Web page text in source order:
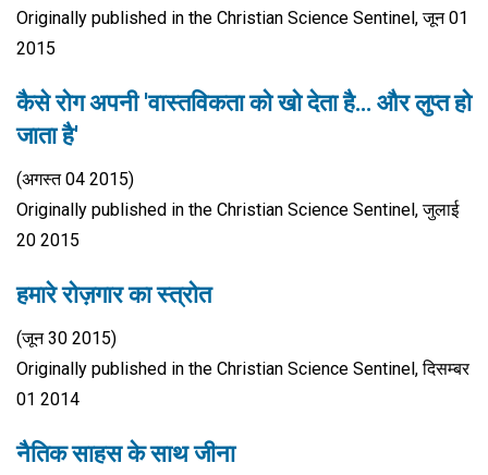
Originally published in the Christian Science Sentinel, जून 01
2015
कैसे रोग अपनी 'वास्तविकता को खो देता है… और लुप्त हो
जाता है'
(अगस्त 04 2015)
Originally published in the Christian Science Sentinel, जुलाई
20 2015
हमारे रोज़गार का स्त्रोत
(जून 30 2015)
Originally published in the Christian Science Sentinel, दिसम्बर
01 2014
नैतिक साहस के साथ जीना